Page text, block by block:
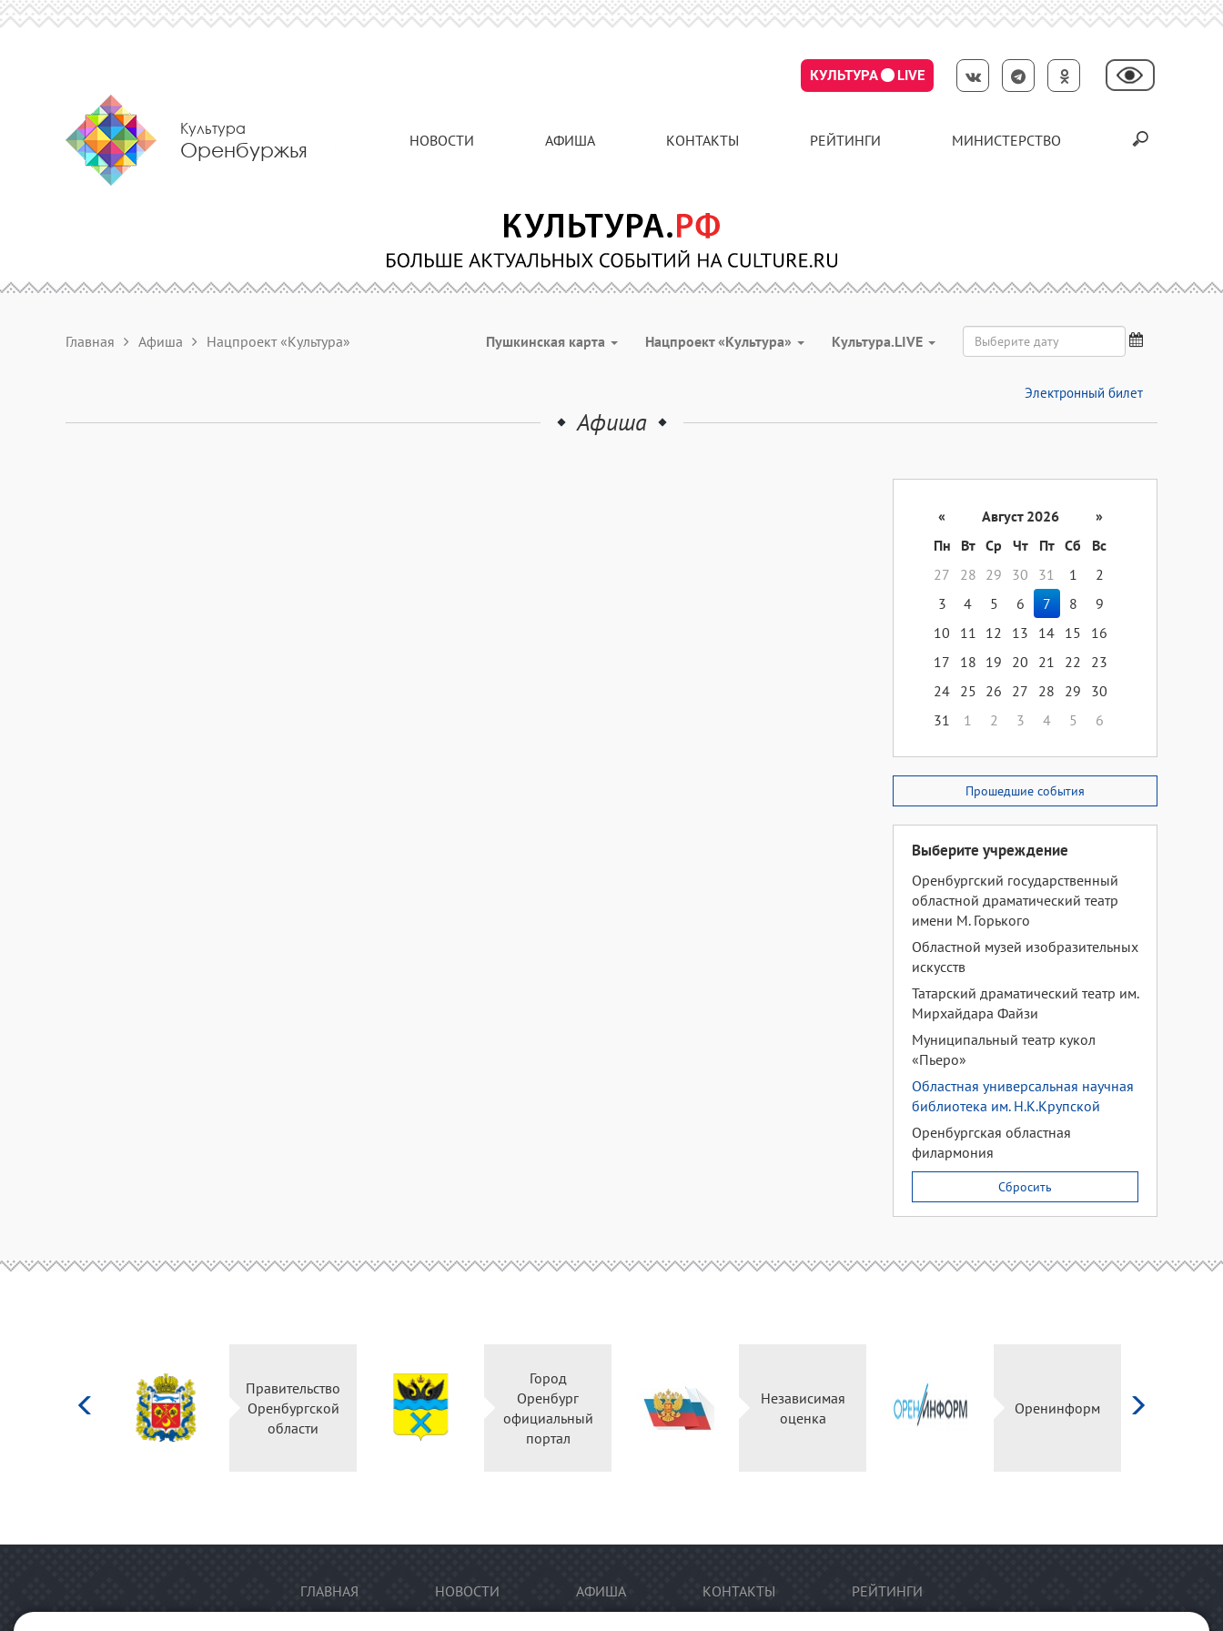
КУЛЬТУРА LIVE
Культура
Оренбуржья НОВОСТИ АФИША КОНТАКТЫ РЕЙТИНГИ МИНИСТЕРСТВО
Главная Афиша Нацпроект «Культура» Пушкинская карта Нацпроект «Культура» Культура.LIVE
Электронный билет
Афиша
« Август 2026
»
Пн
Вт Ср Чт Пт Сб
Вс
27
28 29 30 31 1
2
3
4 5 6 7 8
9
10
11 12 13 14 15
16
17
18 19 20 21 22
23
24 25 26 27 28 29
30
31
1 2 3 4 5 6
Прошедшие события
Выберите учреждение
Оренбургский государственный
областной драматический театр
имени М. Горького
Областной музей изобразительных
искусств
Татарский драматический театр им.
Мирхайдара Файзи
Муниципальный театр кукол
«Пьеро»
Областная универсальная научная
библиотека им. Н.К.Крупской
Оренбургская областная
филармония
Сбросить
Правительство
Оренбургской
области
Город
Оренбург
официальный
портал
Независимая
оценка
Оренинформ
ГЛАВНАЯ НОВОСТИ АФИША КОНТАКТЫ РЕЙТИНГИ